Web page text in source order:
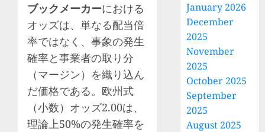
ブックメーカーにおける
オッズは、単なる配当倍
率ではなく、事象の発生
確率と事業者の取り分
（マージン）を織り込ん
だ価格である。欧州式
（小数）オッズ2.00は、
理論上50%の発生確率を
January 2026
December
2025
November
2025
October 2025
September
2025
August 2025